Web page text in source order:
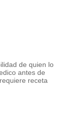
de quien lo
antes de
receta